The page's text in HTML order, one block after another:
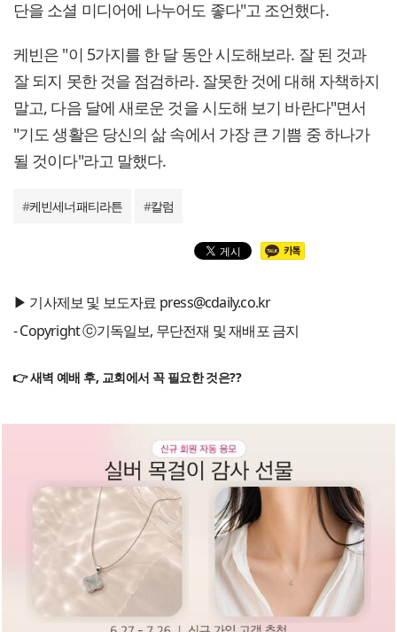
단을 소셜 미디어에 나누어도 좋다"고 조언했다.
케빈은 "이 5가지를 한 달 동안 시도해보라. 잘 된 것과
잘 되지 못한 것을 점검하라. 잘못한 것에 대해 자책하지
말고, 다음 달에 새로운 것을 시도해 보기 바란다"면서
"기도 생활은 당신의 삶 속에서 가장 큰 기쁨 중 하나가
될 것이다"라고 말했다.
#케빈세너패티라튼 #칼럼
▶ 기사제보 및 보도자료 press@cdaily.co.kr
- Copyright ⓒ기독일보, 무단전재 및 재배포 금지
👉 새벽 예배 후, 교회에서 꼭 필요한 것은??